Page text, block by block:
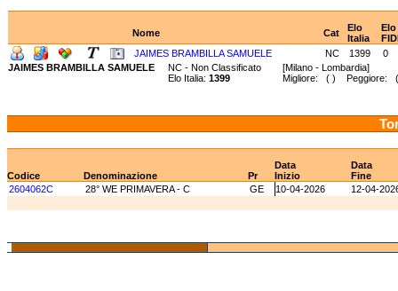
Nome Cat
Elo
Italia
Elo
JAIMES BRAMBILLA SAMUELE
NC 1399
0
JAIMES BRAMBILLA SAMUELE
NC - Non Classificato [Milano - Lombardia]
Elo Italia: 1399 Migliore: ( ) Peggiore:
Data
Data
Codice
Denominazione Pr Inizio
Fine
2604062C
28° WE PRIMAVERA - C GE 10-04-2026 12-04-